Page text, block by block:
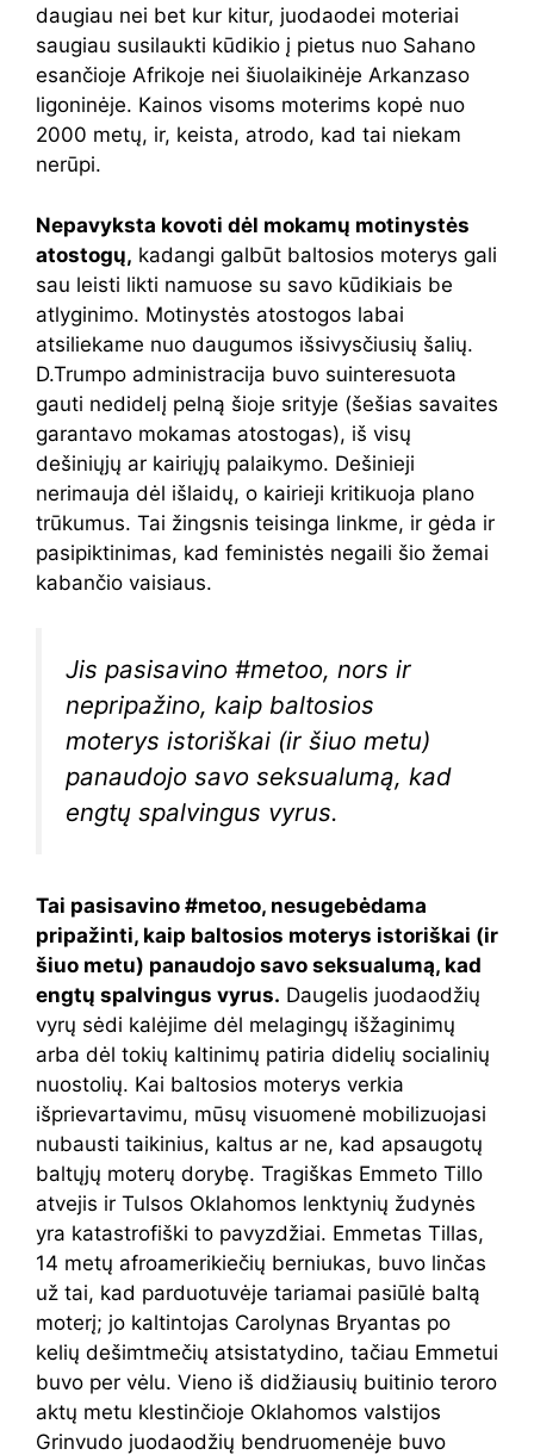
daugiau nei bet kur kitur, juodaodei moteriai
saugiau susilaukti kūdikio į pietus nuo Sahano
esančioje Afrikoje nei šiuolaikinėje Arkanzaso
ligoninėje. Kainos visoms moterims kopė nuo
2000 metų, ir, keista, atrodo, kad tai niekam
nerūpi.
Nepavyksta kovoti dėl mokamų motinystės
atostogų, kadangi galbūt baltosios moterys gali
sau leisti likti namuose su savo kūdikiais be
atlyginimo. Motinystės atostogos labai
atsiliekame nuo daugumos išsivysčiusių šalių.
D.Trumpo administracija buvo suinteresuota
gauti nedidelį pelną šioje srityje (šešias savaites
garantavo mokamas atostogas), iš visų
dešiniųjų ar kairiųjų palaikymo. Dešinieji
nerimauja dėl išlaidų, o kairieji kritikuoja plano
trūkumus. Tai žingsnis teisinga linkme, ir gėda ir
pasipiktinimas, kad feministės negaili šio žemai
kabančio vaisiaus.
Jis pasisavino #metoo, nors ir
nepripažino, kaip baltosios
moterys istoriškai (ir šiuo metu)
panaudojo savo seksualumą, kad
engtų spalvingus vyrus.
Tai pasisavino #metoo, nesugebėdama
pripažinti, kaip baltosios moterys istoriškai (ir
šiuo metu) panaudojo savo seksualumą, kad
engtų spalvingus vyrus. Daugelis juodaodžių
vyrų sėdi kalėjime dėl melagingų išžaginimų
arba dėl tokių kaltinimų patiria didelių socialinių
nuostolių. Kai baltosios moterys verkia
išprievartavimu, mūsų visuomenė mobilizuojasi
nubausti taikinius, kaltus ar ne, kad apsaugotų
baltųjų moterų dorybę. Tragiškas Emmeto Tillo
atvejis ir Tulsos Oklahomos lenktynių žudynės
yra katastrofiški to pavyzdžiai. Emmetas Tillas,
14 metų afroamerikiečių berniukas, buvo linčas
už tai, kad parduotuvėje tariamai pasiūlė baltą
moterį; jo kaltintojas Carolynas Bryantas po
kelių dešimtmečių atsistatydino, tačiau Emmetui
buvo per vėlu. Vieno iš didžiausių buitinio teroro
aktų metu klestinčioje Oklahomos valstijos
Grinvudo juodaodžių bendruomenėje buvo